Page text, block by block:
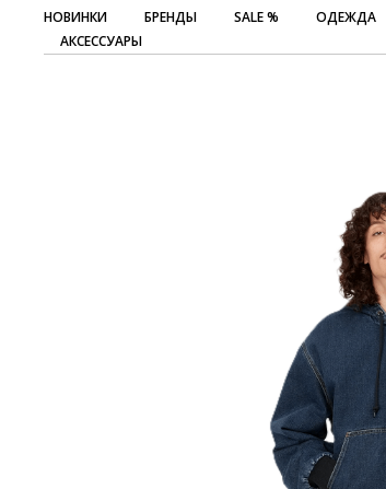
НОВИНКИ БРЕНДЫ SALE % ОДЕЖДА
АКСЕССУАРЫ